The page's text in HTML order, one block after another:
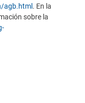
agb.html . En la
sobre la